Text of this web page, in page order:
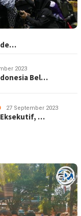
2023
Bel…
27 September 2023
Eksekutif, …